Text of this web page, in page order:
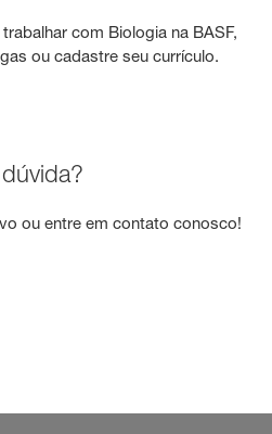
com Biologia na BASF,
ou cadastre seu currículo.
ou entre em contato conosco!